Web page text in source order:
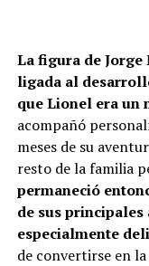
La figura de Jorge
ligada al
que Lionel era un
acompañó
meses de su
resto de la familia
permaneció
de sus principales
especialmente
de convertirse en